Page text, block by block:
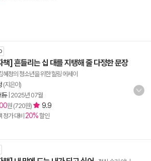
책] 흔들리는 십 대를 지탱해 줄 다정한 문장
혜정의 청소년을 위한 힐링 에세이
(지은이)
듀| 2025년 07월
원 (720원) 9.9
정가 대비 20%할인